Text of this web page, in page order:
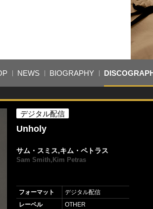
NEWS BIOGRAPHY
デジタル配信
Unholy
サム・スミス,キム・ペトラス
Sam Smith,Kim Petras
フォーマット
デジタル配信
レーベル
OTHER